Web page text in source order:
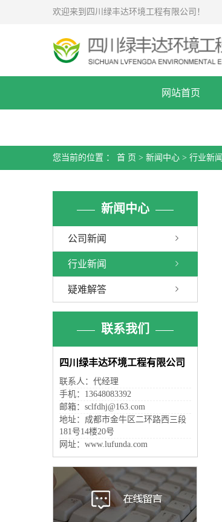
欢迎来到四川绿丰达环境工程有限公司！
网站首页
您当前的位置 ： 首 页 > 新闻中心 > 行业新闻
新闻中心
公司新闻
行业新闻
疑难解答
联系我们
四川绿丰达环境工程有限公司
联系人：代经理
手机：13648083392
邮箱：sclfdhj@163.com
地址：成都市金牛区二环路西三段
181号14楼20号
网址：www.lufunda.com